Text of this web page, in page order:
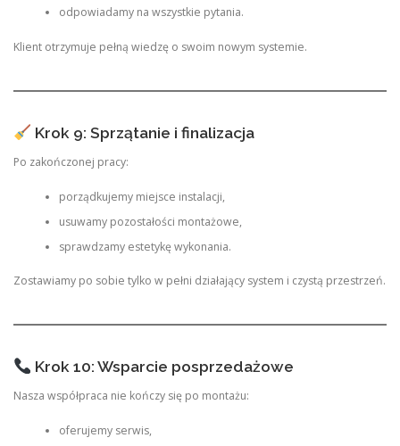
odpowiadamy na wszystkie pytania.
Klient otrzymuje pełną wiedzę o swoim nowym systemie.
Krok 9: Sprzątanie i finalizacja
Po zakończonej pracy:
porządkujemy miejsce instalacji,
usuwamy pozostałości montażowe,
sprawdzamy estetykę wykonania.
Zostawiamy po sobie tylko w pełni działający system i czystą przestrzeń.
Krok 10: Wsparcie posprzedażowe
Nasza współpraca nie kończy się po montażu:
oferujemy serwis,